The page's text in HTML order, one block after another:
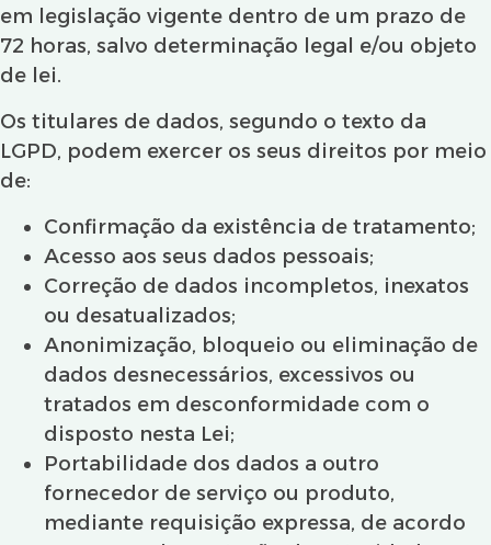
em legislação vigente dentro de um prazo de
72 horas, salvo determinação legal e/ou objeto
de lei.
Os titulares de dados, segundo o texto da
LGPD, podem exercer os seus direitos por meio
de:
Confirmação da existência de tratamento;
Acesso aos seus dados pessoais;
Correção de dados incompletos, inexatos
ou desatualizados;
Anonimização, bloqueio ou eliminação de
dados desnecessários, excessivos ou
tratados em desconformidade com o
disposto nesta Lei;
Portabilidade dos dados a outro
fornecedor de serviço ou produto,
mediante requisição expressa, de acordo